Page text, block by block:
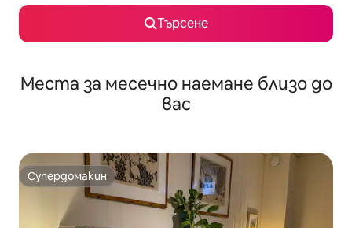
Търсене
Места за месечно наемане близо до
вас
Супердомакин
Супердомакин